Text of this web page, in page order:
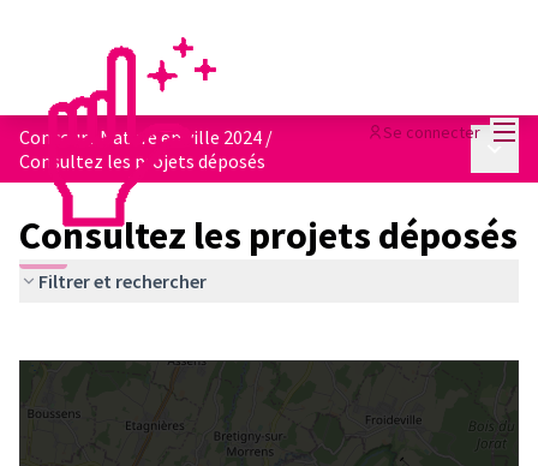
Se connecter
Concours Nature en ville 2024 /
Consultez les projets déposés
Consultez les projets déposés
Filtrer et rechercher